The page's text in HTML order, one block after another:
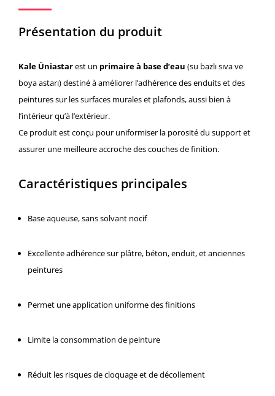
Présentation du produit
Kale Üniastarest un primaire à base d’eau (su bazlı sıva ve
boya astarı) destiné à améliorer l’adhérence des enduits et des
peintures sur les surfaces murales et plafonds, aussi bien à
l’intérieur qu’à l’extérieur.
Ce produit est conçu pour uniformiser la porosité du support et
assurer une meilleure accroche des couches de finition.
Caractéristiques principales
Base aqueuse, sans solvant nocif
Excellente adhérence sur plâtre, béton, enduit, et anciennes
peintures
Permet une application uniforme des finitions
Limite la consommation de peinture
Réduit les risques de cloquage et de décollement